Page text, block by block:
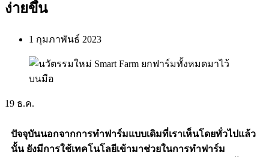
ง่ายขึ้น
1 กุมภาพันธ์ 2023
19 ธ.ค.
ปัจจุบันนอกจากการทำฟาร์มแบบเดิมที่เราเห็นโดยทั่วไปแล้ว
นั้น ยังมีการใช้เทคโนโลยีเข้ามาช่วยในการทำฟาร์ม